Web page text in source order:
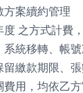
案續約管理
之方式計費
統移轉、帳
留繳款期限、
用，均依乙